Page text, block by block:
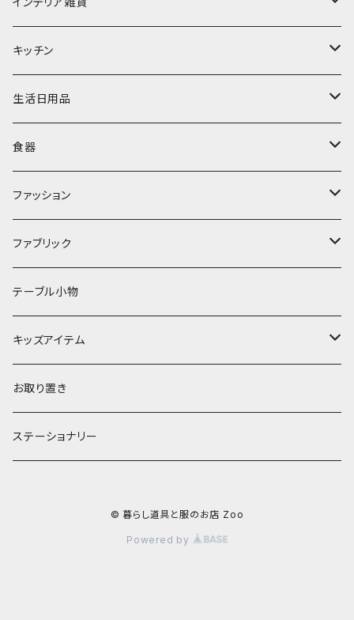
置物・オブジェ
ミラー
ぬいぐるみ
時計
フラワーベース
ランプ
キッチン
水筒・マグ
カトラリー
食器
その他
生活日用品
タオル・ハンカチ
キッチンクロス
その他
食器
コップ・マグカップ
プレート
ボウル
お茶碗
汁椀・丼ぶり
ファッション
バッグ
エプロン
財布・ポーチ
雨傘・日傘
靴・くつした
ファブリック
タオル
クッションカバー
スローケット
テーブル小物
キッズアイテム
靴
スタイ・エプロン
お取り置き
ステーショナリー
© 暮らし道具と服のお店 Zoo
Powered by